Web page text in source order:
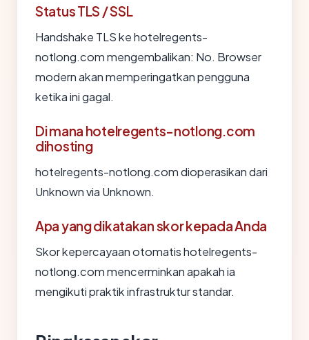
Status TLS / SSL
Handshake TLS ke hotelregents-
notlong.com mengembalikan: No. Browser
modern akan memperingatkan pengguna
ketika ini gagal.
Di mana hotelregents-notlong.com
dihosting
hotelregents-notlong.com dioperasikan dari
Unknown via Unknown.
Apa yang dikatakan skor kepada Anda
Skor kepercayaan otomatis hotelregents-
notlong.com mencerminkan apakah ia
mengikuti praktik infrastruktur standar.